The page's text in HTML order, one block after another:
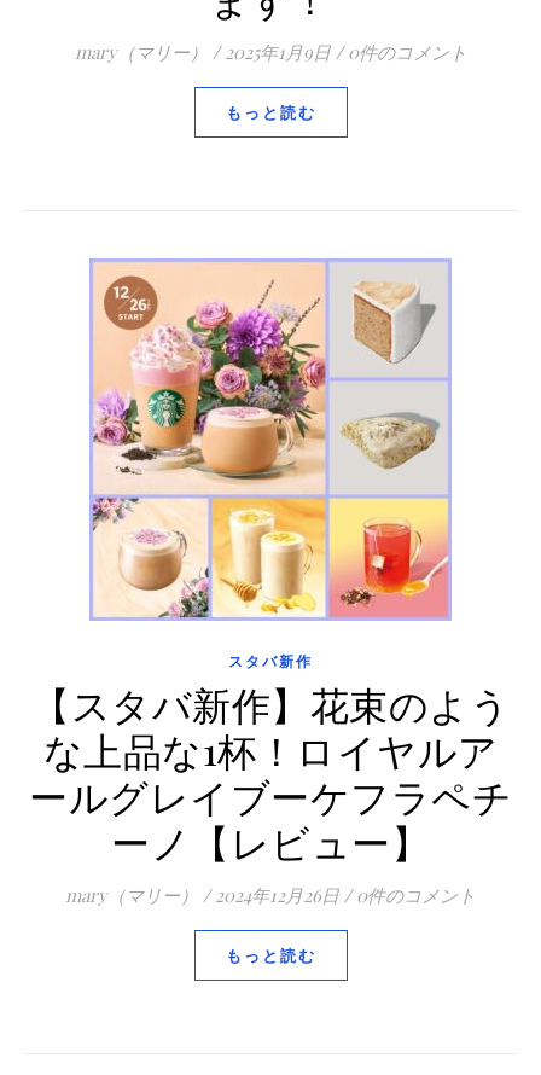
mary（マリー） / 2025年1月9日 / 0件のコメント
もっと読む
スタバ新作
【スタバ新作】花束のよう
な上品な1杯！ロイヤルア
ールグレイブーケフラペチ
ーノ【レビュー】
mary（マリー） / 2024年12月26日 / 0件のコメント
もっと読む